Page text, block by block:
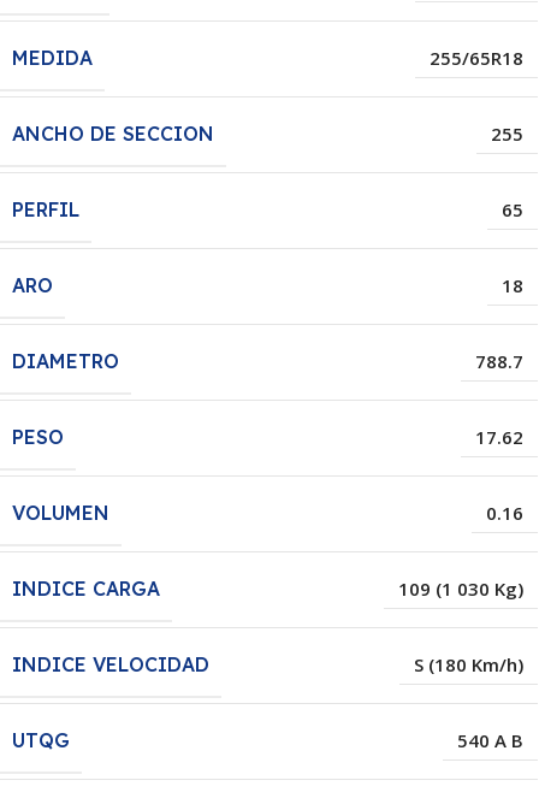
MEDIDA 255/65R18
ANCHO DE SECCION 255
PERFIL 65
ARO 18
DIAMETRO 788.7
PESO 17.62
VOLUMEN 0.16
INDICE CARGA 109 (1 030 Kg)
INDICE VELOCIDAD S (180 Km/h)
UTQG 540 A B